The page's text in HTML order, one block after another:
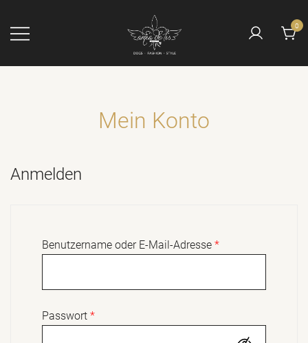
Inhalt
springen
AMIA DE LIS
Die Manufaktur
0
Mein Konto
Anmelden
Benutzername oder E-Mail-Adresse *Erforderlich
Passwort *Erforderlich